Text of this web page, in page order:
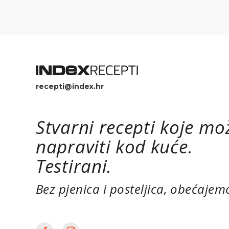
recepti@index.hr
Stvarni recepti koje
napraviti kod kuće.
Testirani.
Bez pjenica i posteljica,